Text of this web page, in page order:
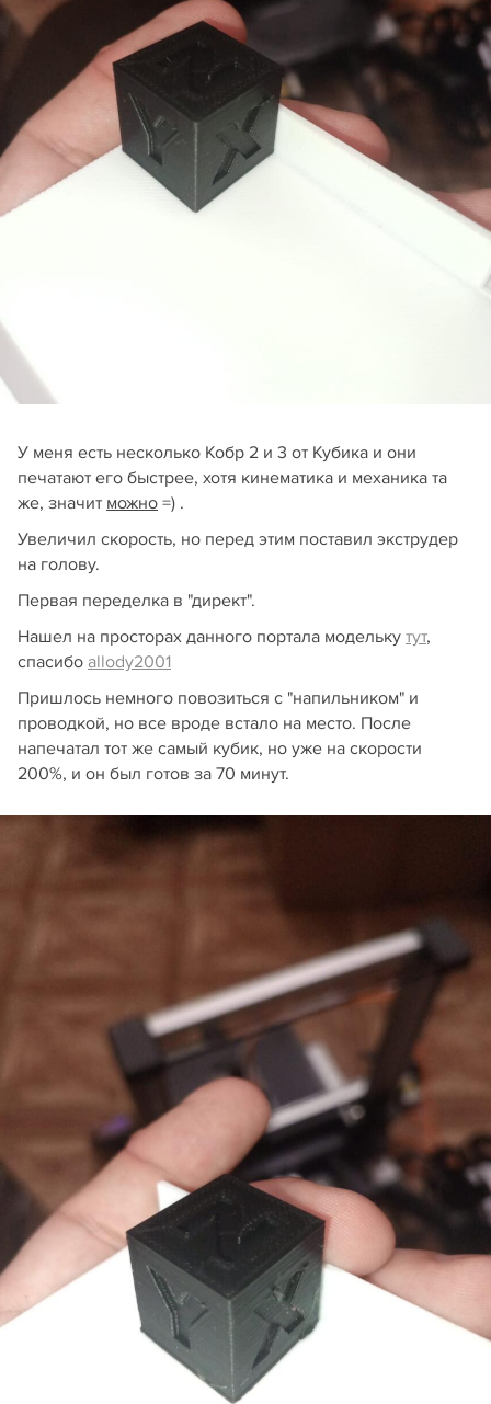
У меня есть несколько Кобр 2 и 3 от Кубика и они
печатают его быстрее, хотя кинематика и механика та
же, значит можно =) .
Увеличил скорость, но перед этим поставил экструдер
на голову.
Первая переделка в "директ".
Нашел на просторах данного портала модельку тут,
спасибо allody2001
Пришлось немного повозиться с "напильником" и
проводкой, но все вроде встало на место. После
напечатал тот же самый кубик, но уже на скорости
200%, и он был готов за 70 минут.